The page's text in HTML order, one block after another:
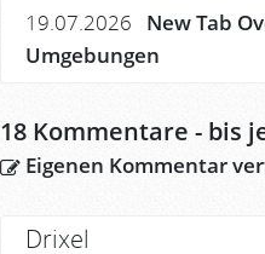
19.07.2026
New Tab
Umgebungen
18 Kommentare - bis
Eigenen Kommentar
Drixel